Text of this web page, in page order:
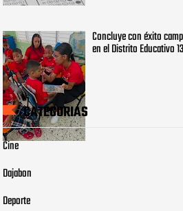
Concluye con éxito
en el Distrito Educativo
CATEGORIAS
Cine
Dajabon
Deporte